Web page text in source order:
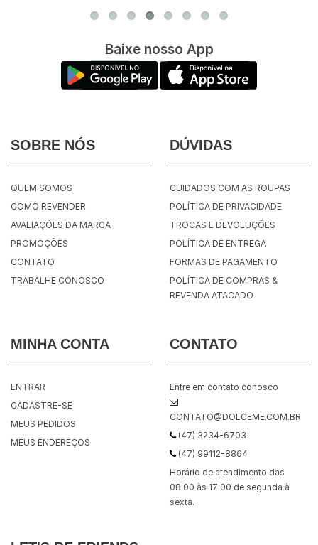
Baixe nosso App
SOBRE NÓS
QUEM SOMOS
COMO REVENDER
AVALIAÇÕES DA MARCA
PROMOÇÕES
CONTATO
TRABALHE CONOSCO
DÚVIDAS
CUIDADOS COM AS ROUPAS
POLÍTICA DE PRIVACIDADE
TROCAS E DEVOLUÇÕES
POLÍTICA DE ENTREGA
FORMAS DE PAGAMENTO
POLÍTICA DE COMPRAS &
REVENDA ATACADO
MINHA CONTA
ENTRAR
CADASTRE-SE
MEUS PEDIDOS
MEUS ENDEREÇOS
CONTATO
Entre em contato conosco
CONTATO@DOLCEME.COM.BR
(47) 3234-6703
(47) 99112-8864
Horário de atendimento das
08:00 às 17:00 de segunda à
sexta.